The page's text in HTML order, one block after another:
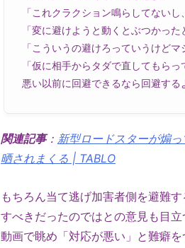
「これクラクション鳴らしてない
「変に避けようと動くとぶつかっ
「こういうの避けろっていうけど
「仮に相手からタダで直してもら
悪い以前に回避できるなら回避する
関連記事： 新型ロードスターが煽
晒されまくる | TABLO
もちろん当て逃げ加害者側を避難
すべきだったのではとの意見も目
動画で眺め「対応が悪い」と難癖